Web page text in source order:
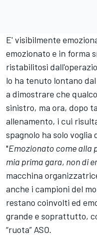
E' visibilmente
emozionato e in forma
ristabilitosi
lo ha tenuto lontano
a dimostrare che
sinistro, ma ora, dopo
allenamento, i cui
spagnolo ha solo voglia
"Emozionato come alla
mia prima gara, non di
macchina
anche i campioni del
restano coinvolti ed
grande e soprattutto,
“ruota” ASO.